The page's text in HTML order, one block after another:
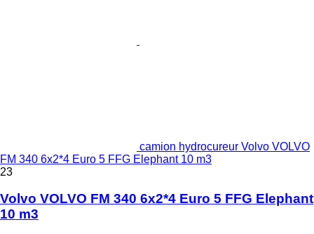
camion hydrocureur Volvo VOLVO
FM 340 6x2*4 Euro 5 FFG Elephant 10 m3
23
Volvo VOLVO FM 340 6x2*4 Euro 5 FFG Elephant
10 m3